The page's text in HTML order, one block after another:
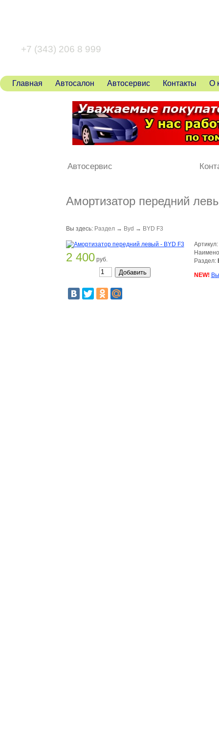
+7 (343) 206 8 999
Главная Автосалон Автосервис Контакты О
Автосервис
Амортизатор передний
Вы здесь: Раздел→ Byd → BYD F3
2 400 руб.
Артикул:
Раздел:
NEW!